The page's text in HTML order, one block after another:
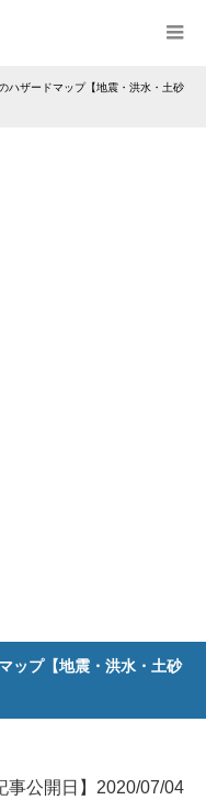
ハザードマップ【地震・洪水・土砂
ップ【地震・洪水・土砂
事公開日】2020/07/04